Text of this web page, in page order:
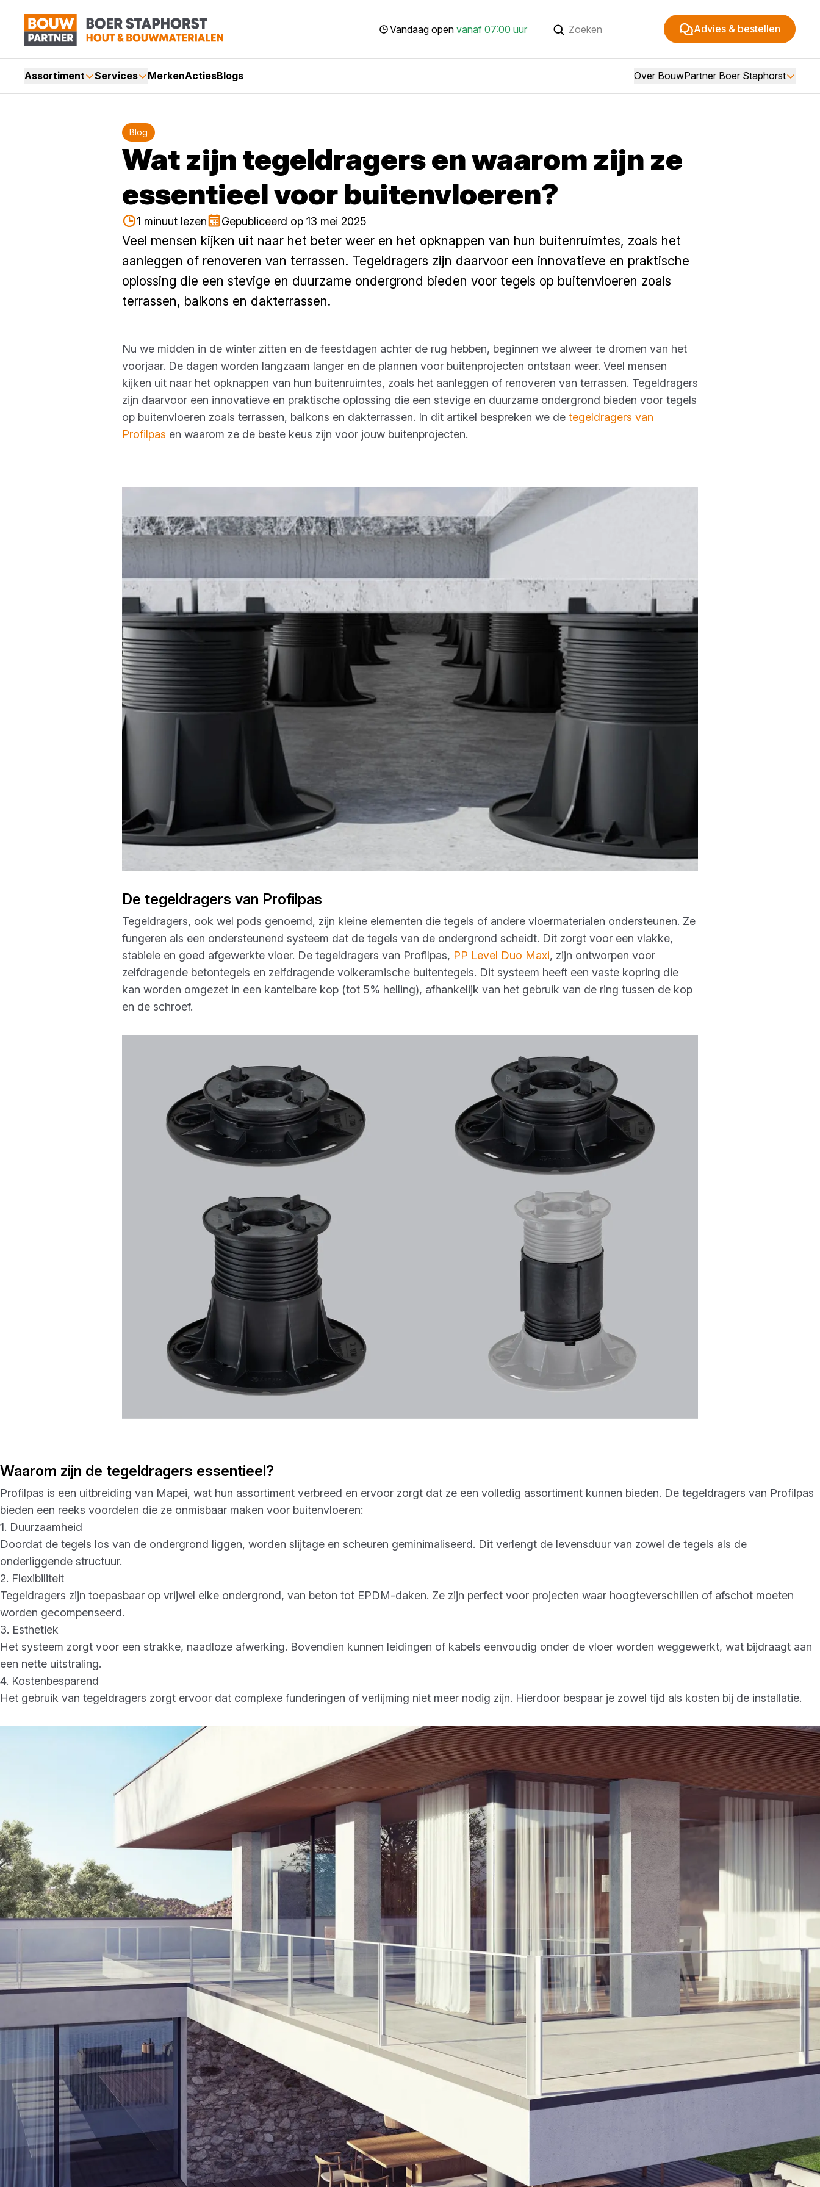
Vandaag open vanaf 07:00 uur Advies & bestellen
Assortiment Services MerkenActiesBlogs Over BouwPartner Boer Staphorst
Blog
Wat zijn tegeldragers en waarom zijn ze
essentieel voor buitenvloeren?
1 minuut lezen Gepubliceerd op 13 mei 2025
Veel mensen kijken uit naar het beter weer en het opknappen van hun buitenruimtes, zoals het
aanleggen of renoveren van terrassen. Tegeldragers zijn daarvoor een innovatieve en praktische
oplossing die een stevige en duurzame ondergrond bieden voor tegels op buitenvloeren zoals
terrassen, balkons en dakterrassen.
Nu we midden in de winter zitten en de feestdagen achter de rug hebben, beginnen we alweer te dromen van het
voorjaar. De dagen worden langzaam langer en de plannen voor buitenprojecten ontstaan weer. Veel mensen
kijken uit naar het opknappen van hun buitenruimtes, zoals het aanleggen of renoveren van terrassen. Tegeldragers
zijn daarvoor een innovatieve en praktische oplossing die een stevige en duurzame ondergrond bieden voor tegels
op buitenvloeren zoals terrassen, balkons en dakterrassen. In dit artikel bespreken we de tegeldragers van
Profilpas en waarom ze de beste keus zijn voor jouw buitenprojecten.
De tegeldragers van Profilpas
Tegeldragers, ook wel pods genoemd, zijn kleine elementen die tegels of andere vloermaterialen ondersteunen. Ze
fungeren als een ondersteunend systeem dat de tegels van de ondergrond scheidt. Dit zorgt voor een vlakke,
stabiele en goed afgewerkte vloer. De tegeldragers van Profilpas, PP Level Duo Maxi, zijn ontworpen voor
zelfdragende betontegels en zelfdragende volkeramische buitentegels. Dit systeem heeft een vaste kopring die
kan worden omgezet in een kantelbare kop (tot 5% helling), afhankelijk van het gebruik van de ring tussen de kop
en de schroef.
Waarom zijn de tegeldragers essentieel?
Profilpas is een uitbreiding van Mapei, wat hun assortiment verbreed en ervoor zorgt dat ze een volledig assortiment kunnen bieden. De tegeldragers van Profilpas
bieden een reeks voordelen die ze onmisbaar maken voor buitenvloeren:
1. Duurzaamheid
Doordat de tegels los van de ondergrond liggen, worden slijtage en scheuren geminimaliseerd. Dit verlengt de levensduur van zowel de tegels als de
onderliggende structuur.
2. Flexibiliteit
Tegeldragers zijn toepasbaar op vrijwel elke ondergrond, van beton tot EPDM-daken. Ze zijn perfect voor projecten waar hoogteverschillen of afschot moeten
worden gecompenseerd.
3. Esthetiek
Het systeem zorgt voor een strakke, naadloze afwerking. Bovendien kunnen leidingen of kabels eenvoudig onder de vloer worden weggewerkt, wat bijdraagt aan
een nette uitstraling.
4. Kostenbesparend
Het gebruik van tegeldragers zorgt ervoor dat complexe funderingen of verlijming niet meer nodig zijn. Hierdoor bespaar je zowel tijd als kosten bij de installatie.